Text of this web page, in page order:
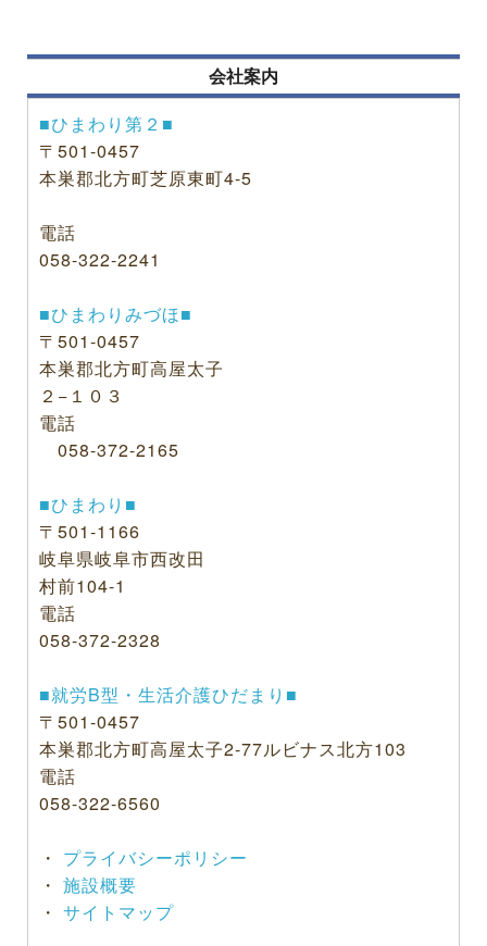
会社案内
■ひまわり第２■
〒501-0457
本巣郡北方町芝原東町4-5
電話
058-322-2241
■ひまわりみづほ■
〒501-0457
本巣郡北方町高屋太子
２−１０３
電話
058-372-2165
■ひまわり■
〒501-1166
岐阜県岐阜市西改田
村前104-1
電話
058-372-2328
■就労B型・生活介護ひだまり■
〒501-0457
本巣郡北方町高屋太子2-77ルビナス北方103
電話
058-322-6560
・ プライバシーポリシー
・ 施設概要
・ サイトマップ